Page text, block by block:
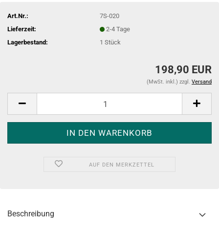
Art.Nr.:
7S-020
Lieferzeit:
2-4 Tage
Lagerbestand:
1Stück
198,90 EUR
(MwSt. inkl.) zzgl. Versand
AUF DEN MERKZETTEL
Beschreibung